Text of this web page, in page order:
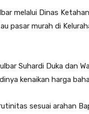
melalui Dinas
pasar murah di
Suhardi Duka dan
kenaikan harga
sesuai arahan